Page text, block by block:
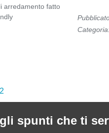
arredamento fatto
spunti che ti